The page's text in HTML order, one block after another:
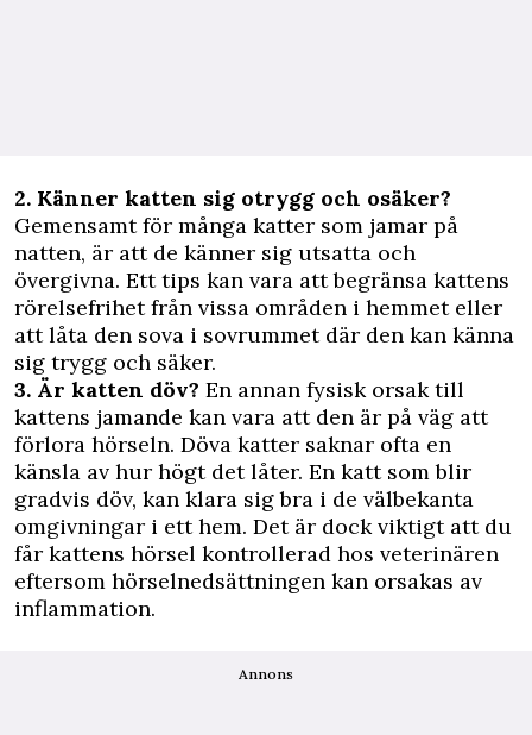
2. Känner katten sig otrygg och osäker?
Gemensamt för många katter som jamar på
natten, är att de känner sig utsatta och
övergivna. Ett tips kan vara att begränsa kattens
rörelsefrihet från vissa områden i hemmet eller
att låta den sova i sovrummet där den kan känna
sig trygg och säker.
3. Är katten döv? En annan fysisk orsak till
kattens jamande kan vara att den är på väg att
förlora hörseln. Döva katter saknar ofta en
känsla av hur högt det låter. En katt som blir
gradvis döv, kan klara sig bra i de välbekanta
omgivningar i ett hem. Det är dock viktigt att du
får kattens hörsel kontrollerad hos veterinären
eftersom hörselnedsättningen kan orsakas av
inflammation.
Annons